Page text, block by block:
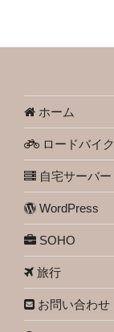
ホーム
ロードバイク
自宅サーバー
WordPress
SOHO
旅行
お問い合わせ